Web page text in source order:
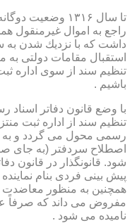
تا سال ۱۳۱۶
راجع به اموال غیرمنقول
استقبال مقامات دولتی به
تنظیم سند از سوی اداره
باشیم .
تنظیم سند از اداره ثبت
رسمی محول می گردد و به
اصطلاح سردفتر (به جای
پیش بینی فردی بنام
همچنین به منظور معاضدت
مفروض می داند كه صرفاً
نامیده می شود .